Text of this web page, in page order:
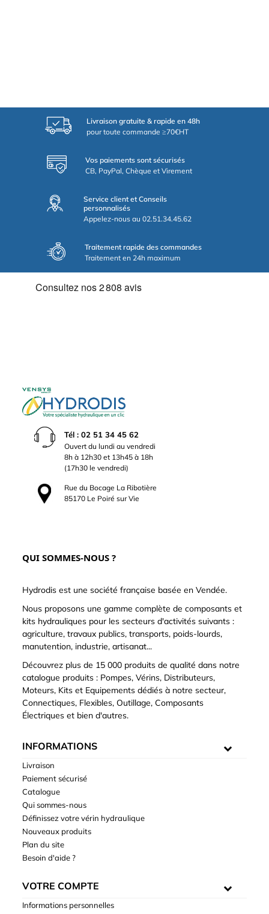
Livraison gratuite & rapide en 48h
pour toute commande ≥70€HT
Vos paiements sont sécurisés
CB, PayPal, Chèque et Virement
Service client et Conseils
personnalisés
Appelez-nous au 02.51.34.45.62
Traitement rapide des commandes
Traitement en 24h maximum
Tél : 02 51 34 45 62
Ouvert du lundi au vendredi
8h à 12h30 et 13h45 à 18h
(17h30 le vendredi)
Rue du Bocage La Ribotière
85170 Le Poiré sur Vie
QUI SOMMES-NOUS ?
Hydrodis est une société française basée en Vendée.
Nous proposons une gamme complète de composants et
kits hydrauliques pour les secteurs d'activités suivants :
agriculture, travaux publics, transports, poids-lourds,
manutention, industrie, artisanat...
Découvrez plus de 15 000 produits de qualité dans notre
catalogue produits : Pompes, Vérins, Distributeurs,
Moteurs, Kits et Equipements dédiés à notre secteur,
Connectiques, Flexibles, Outillage, Composants
Électriques et bien d'autres.
INFORMATIONS
Livraison
Paiement sécurisé
Catalogue
Qui sommes-nous
Définissez votre vérin hydraulique
Nouveaux produits
Plan du site
Besoin d'aide ?
VOTRE COMPTE
Informations personnelles